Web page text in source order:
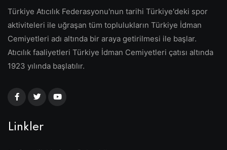
Türkiye Atıcılık Federasyonu'nun tarihi Türkiye'deki spor
aktiviteleri ile uğraşan tüm toplulukların Türkiye İdman
Cemiyetleri adı altında bir araya getirilmesi ile başlar.
Atıcılık faaliyetleri Türkiye İdman Cemiyetleri çatısı altında
1923 yılında başlatılır.
Linkler